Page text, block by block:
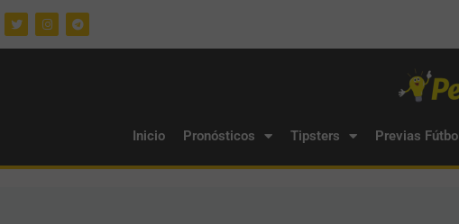
Inicio Pronósticos Tipsters Previas Fútbol